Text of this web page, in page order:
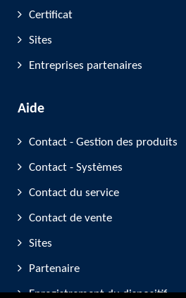
Certificat
Sites
Entreprises partenaires
Aide
Contact - Gestion des produits
Contact - Systèmes
Contact du service
Contact de vente
Sites
Partenaire
Enregistrement du dispositif